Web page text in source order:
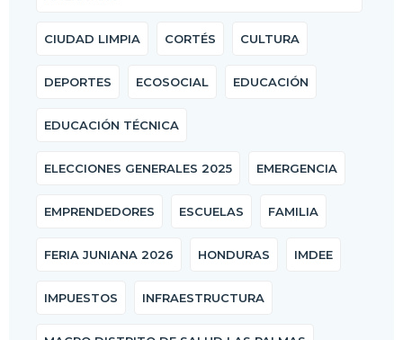
CIUDAD LIMPIA CORTÉS CULTURA
DEPORTES ECOSOCIAL EDUCACIÓN
EDUCACIÓN TÉCNICA
ELECCIONES GENERALES 2025 EMERGENCIA
EMPRENDEDORES ESCUELAS FAMILIA
FERIA JUNIANA 2026 HONDURAS IMDEE
IMPUESTOS INFRAESTRUCTURA